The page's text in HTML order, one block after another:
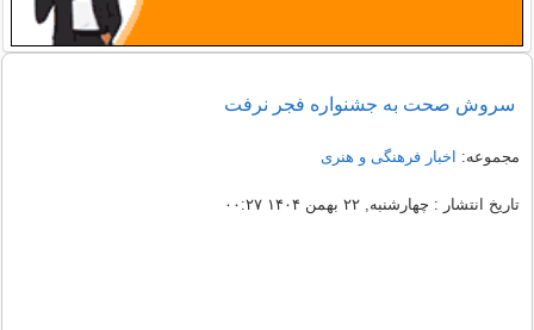
سروش صحت به جشنواره فجر نرفت
مجموعه: اخبار فرهنگی و هنری
تاریخ انتشار : چهارشنبه, ۲۲ بهمن ۱۴۰۴ ۰۰:۲۷